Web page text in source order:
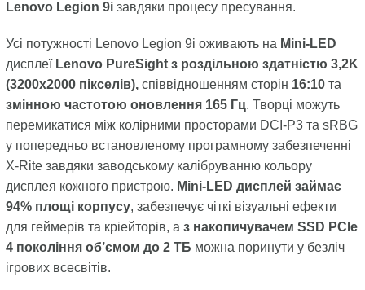
Lenovo Legion 9i завдяки процесу пресування.
Усі потужності Lenovo Legion 9i оживають на Mini-LED
дисплеї Lenovo PureSight з роздільною здатністю 3,2K
(3200x2000 пікселів),співвідношенням сторін 16:10та
змінною частотою оновлення 165 Гц. Творці можуть
перемикатися між колірними просторами DCI-P3 та sRBG
у попередньо встановленому програмному забезпеченні
X-Rite завдяки заводському калібруванню кольору
дисплея кожного пристрою. Mini-LED дисплей займає
94% площі корпусу, забезпечує чіткі візуальні ефекти
для геймерів та кріейторів, а з накопичувачем SSD PCIe
4 покоління об’ємом до 2 ТБ можна поринути у безліч
ігрових всесвітів.